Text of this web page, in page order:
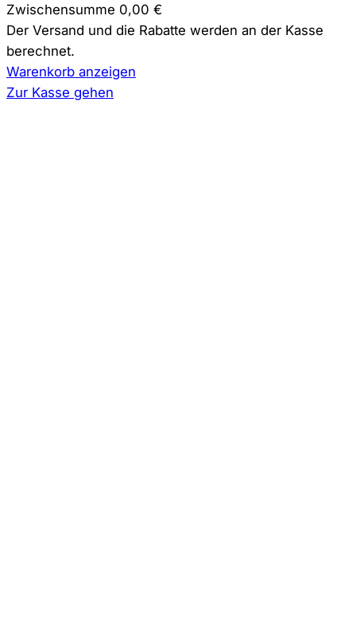
Produkte
im
Warenkorb
Zwischensumme 0,00 €
Der Versand und die Rabatte werden an der Kasse
berechnet.
Warenkorb anzeigen
Zur Kasse gehen